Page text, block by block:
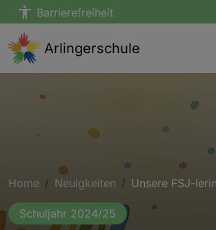
Barrierefreiheit
Arlingerschule
Home Neuigkeiten Unsere FSJ-
Schuljahr 2024/25